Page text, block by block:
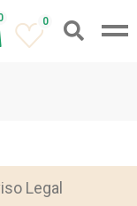
0
Legal